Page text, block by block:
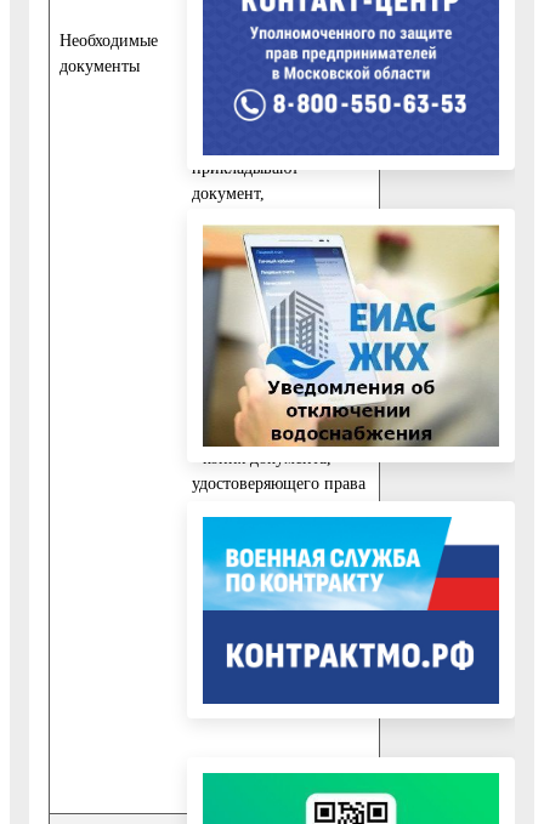
Необходимые
документы
предоставление
информации
предполагает обработку
персональных данных,
то к заявлению
прикладывают
документ,
личность заявителя.
При личном приеме
заявитель - физическое
лицо представляет
документ,
удостоверяющий
личность.
удостоверяющего права
физического или
юридического лица,
если с заявлением
представитель